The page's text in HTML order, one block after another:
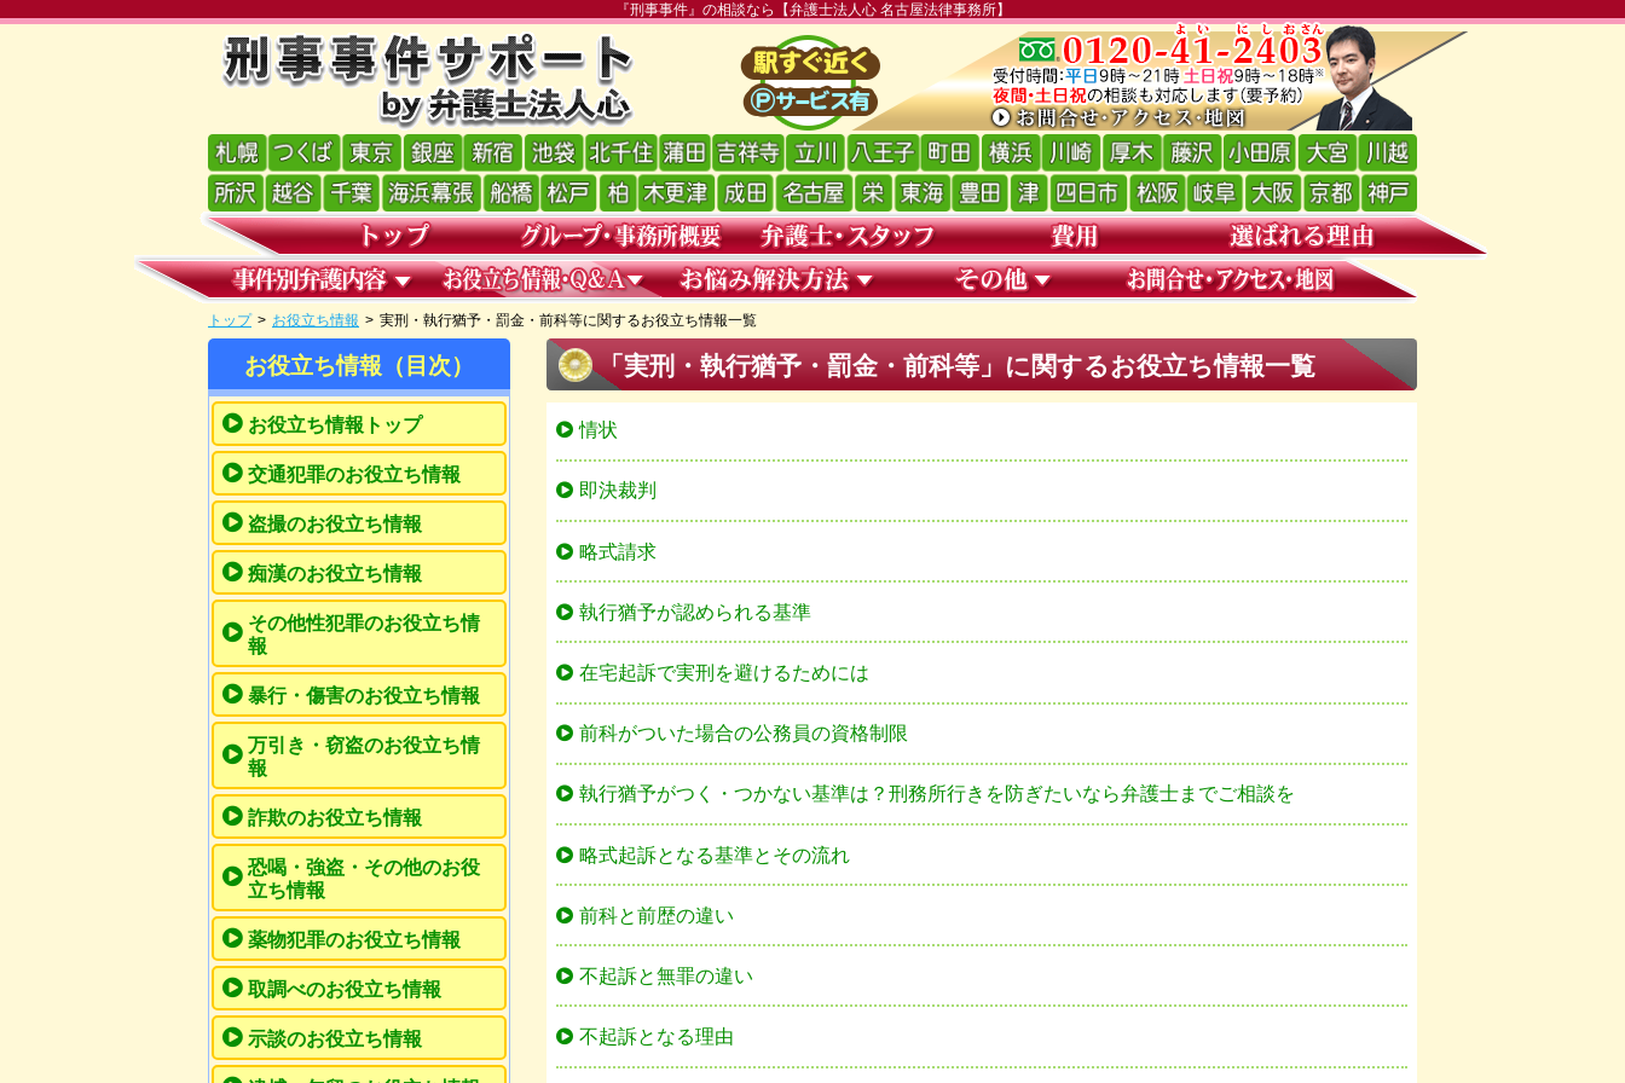
『刑事事件』の相談なら【弁護士法人心 名古屋法律事務所】
トップ > お役立ち情報 > 実刑・執行猶予・罰金・前科等に関するお役立ち情報一覧
「実刑・執行猶予・罰金・前科等」に関するお役立ち情報一覧
情状
即決裁判
略式請求
執行猶予が認められる基準
在宅起訴で実刑を避けるためには
前科がついた場合の公務員の資格制限
執行猶予がつく・つかない基準は？刑務所行きを防ぎたいなら弁護士までご相談を
略式起訴となる基準とその流れ
前科と前歴の違い
不起訴と無罪の違い
不起訴となる理由
お役立ち情報（目次）
お役立ち情報トップ
交通犯罪のお役立ち情報
盗撮のお役立ち情報
痴漢のお役立ち情報
その他性犯罪のお役立ち情
報
暴行・傷害のお役立ち情報
万引き・窃盗のお役立ち情
報
詐欺のお役立ち情報
恐喝・強盗・その他のお役
立ち情報
薬物犯罪のお役立ち情報
取調べのお役立ち情報
示談のお役立ち情報